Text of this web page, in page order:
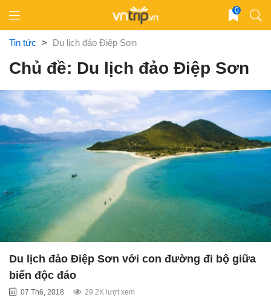
content
0
Tin tức > Du lịch đảo Điệp Sơn
Chủ đề: Du lịch đảo Điệp Sơn
Du lịch đảo Điệp Sơn với con đường đi bộ giữa
biển độc đáo
07 Th6, 2018 29.2K lượt xem